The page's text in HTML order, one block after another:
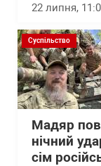
22 липня,
Суспільство
Мадяр
нічний
сім